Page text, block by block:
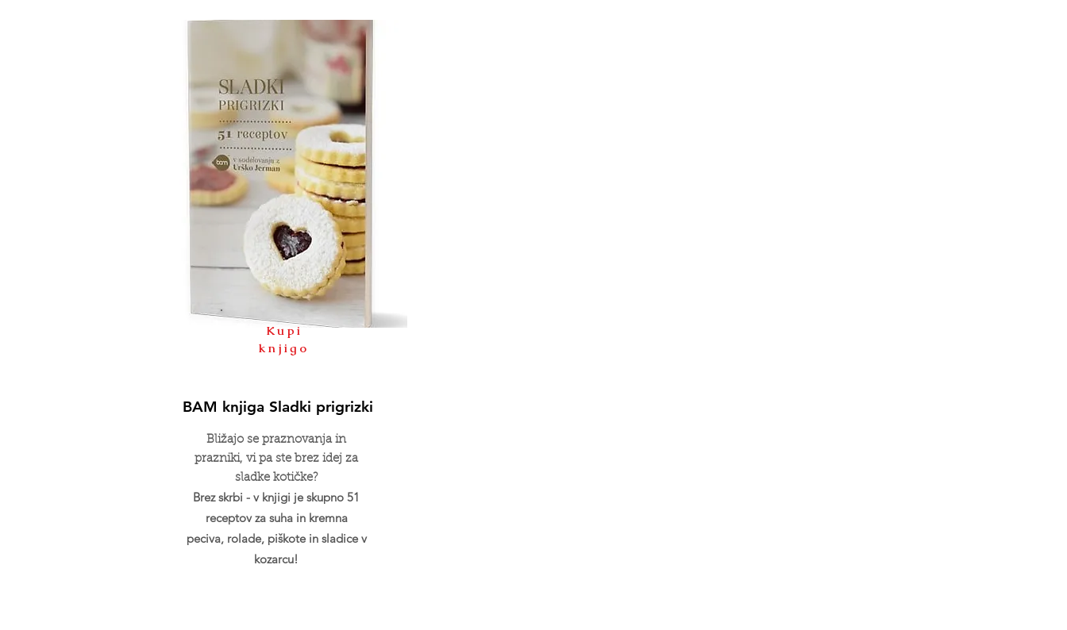
Kupi
knjigo
BAM knjiga Sladki prigrizki
Bližajo se praznovanja in
prazniki, vi pa ste brez idej za
sladke kotičke?
Brez skrbi - v knjigi je skupno 51
receptov za suha in kremna
peciva, rolade, piškote in sladice v
kozarcu!